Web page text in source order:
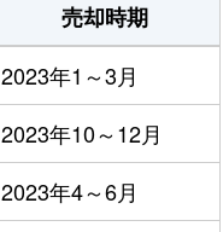
売却時期
2023年1～3月
2023年10～12月
2023年4～6月